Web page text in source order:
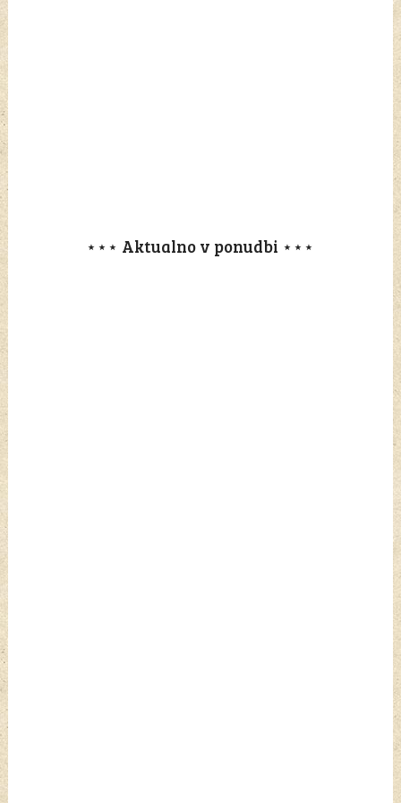
⋆⋆⋆ Aktualno v ponudbi ⋆⋆⋆